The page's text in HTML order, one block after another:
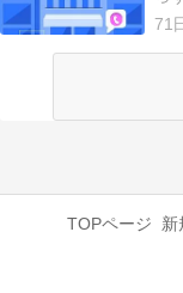
ニ
止
に
方
71
TOPページ 新